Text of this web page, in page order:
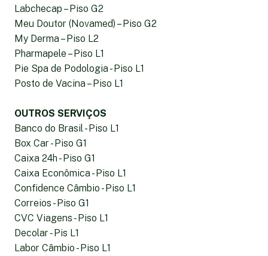
Labchecap – Piso G2
Meu Doutor (Novamed) – Piso G2
My Derma – Piso L2
Pharmapele – Piso L1
Pie Spa de Podologia - Piso L1
Posto de Vacina – Piso L1
OUTROS SERVIÇOS
Banco do Brasil - Piso L1
Box Car - Piso G1
Caixa 24h - Piso G1
Caixa Econômica - Piso L1
Confidence Câmbio - Piso L1
Correios - Piso G1
CVC Viagens - Piso L1
Decolar - Pis L1
Labor Câmbio - Piso L1